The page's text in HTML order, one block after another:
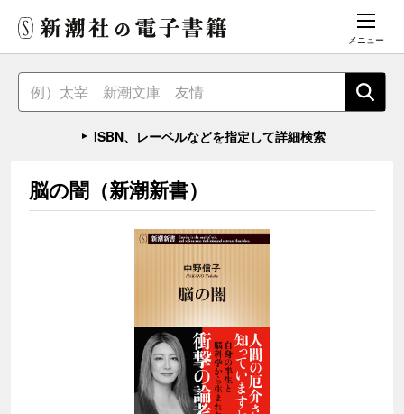
メニュー
ISBN、レーベルなどを指定して詳細検索
脳の闇（新潮新書）